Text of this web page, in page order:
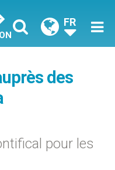
FR
des
pour les